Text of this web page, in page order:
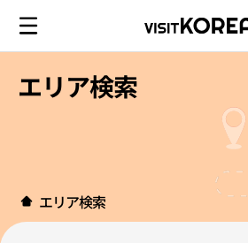
エリア検索
エリア検索